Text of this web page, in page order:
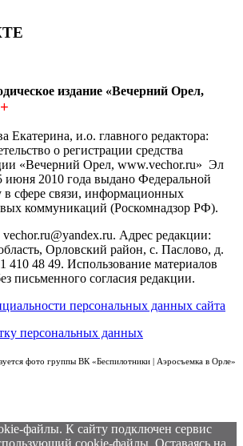
издание «Вечерний Орел,
Екатерина, и.о. главного редактора:
о регистрации средства
«Вечерний Орел, www.vechor.ru» Эл
2010 года выдано Федеральной
в сфере связи, информационных
коммуникаций (Роскомнадзор РФ).
Адрес редакции:
Орловский район, с. Паслово, д.
410 48 49. Использование материалов
письменного согласия редакции.
персональных данных сайта
персональных данных
фото группы ВК «Беспилотники | Аэросъемка в Орле»
файлы. К cайту подключен сервис
cookie-файлы. Оставаясь на